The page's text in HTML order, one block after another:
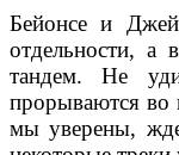
Бейонсе и
отдельности, а
тандем. Не
прорываются во
мы уверены,